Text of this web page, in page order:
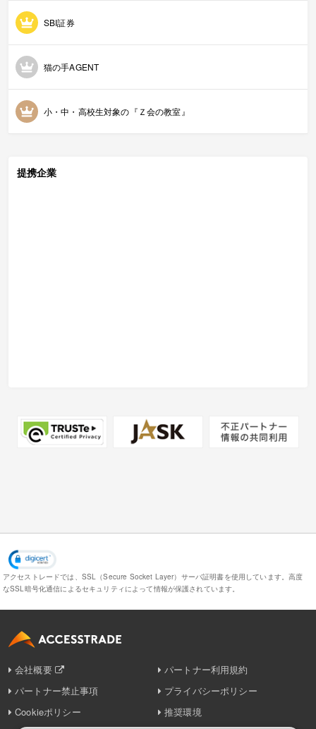
SBI証券
猫の手AGENT
小・中・高校生対象の『Ｚ会の教室』
提携企業
アクセストレードでは、SSL（Secure Socket Layer）サーバ証明書を使用しています。高度
なSSL暗号化通信によるセキュリティによって情報が保護されています。
会社概要
パートナー利用規約
パートナー禁止事項
プライバシーポリシー
Cookieポリシー
推奨環境